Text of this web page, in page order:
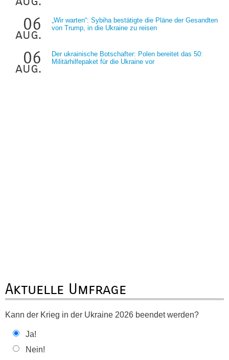
06
aug.
„Wir warten“: Sybiha bestätigte die Pläne der Gesandten
von Trump, in die Ukraine zu reisen
06
aug.
Der ukrainische Botschafter: Polen bereitet das 50:
Militärhilfepaket für die Ukraine vor
Aktuelle Umfrage
Kann der Krieg in der Ukraine 2026 beendet werden?
Ja!
Nein!